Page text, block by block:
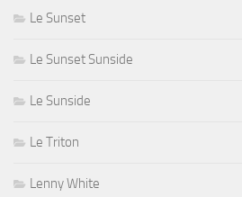
Le Sunset
Le Sunset Sunside
Le Sunside
Le Triton
Lenny White